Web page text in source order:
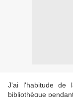
J'ai l'habitude de
bibliothèque